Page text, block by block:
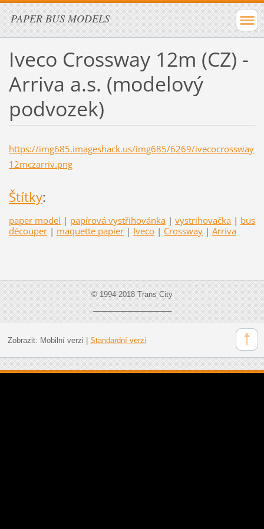
PAPER BUS MODELS
Iveco Crossway 12m (CZ) -
Arriva a.s. (modelový
podvozek)
https://img685.imageshack.us/img685/6269/ivecocrossway
12mczarriv.png
Štítky:
paper model | papírová vystřihovánka | vystrihovačka | bus
découper | maquette papier | Iveco | Crossway | Arriva
© 1994-2018 Trans City
___________________
Zobrazit: Mobilní verzi Standardní verzi